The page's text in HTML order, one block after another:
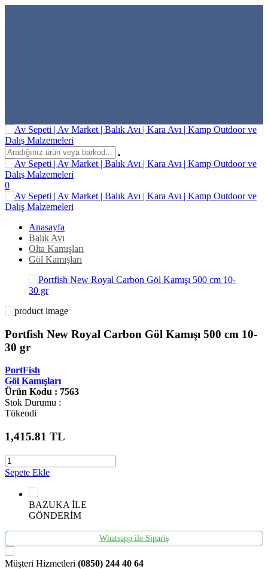
0
Anasayfa
Balık Avı
Olta Kamışları
Göl Kamışları
Portfish New Royal Carbon Göl Kamışı 500 cm 10-
30 gr
PortFish
Göl Kamışları
Ürün Kodu : 7563
Stok Durumu :
Tükendi
1,415.81 TL
Sepete Ekle
BAZUKA İLE
GÖNDERİM
Whatsapp ile Sipariş
Müşteri Hizmetleri (0850) 244 40 64